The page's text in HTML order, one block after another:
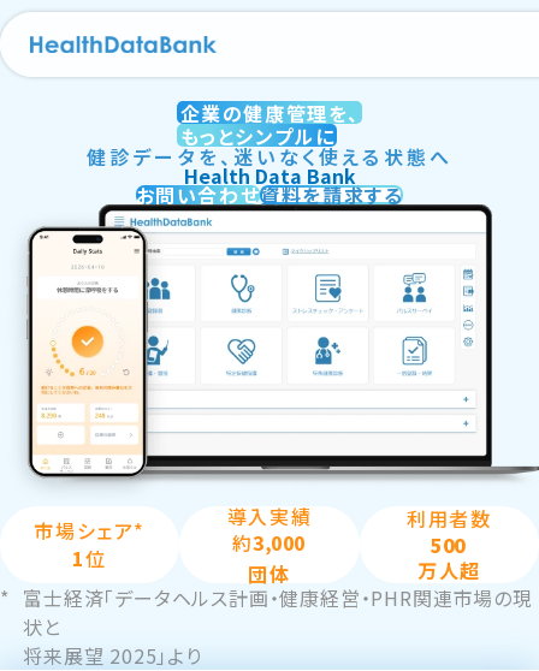
企業の健康管理を、
もっとシンプルに
健診データを、迷いなく使える状態へ
Health Data Bank
お問い合わせ資料を請求する
市場シェア*
1位
導入実績
約3,000
団体
利用者数
500
万人超
* 富士経済「データヘルス計画・健康経営・PHR関連市場の現
状と
将来展望 2025」より